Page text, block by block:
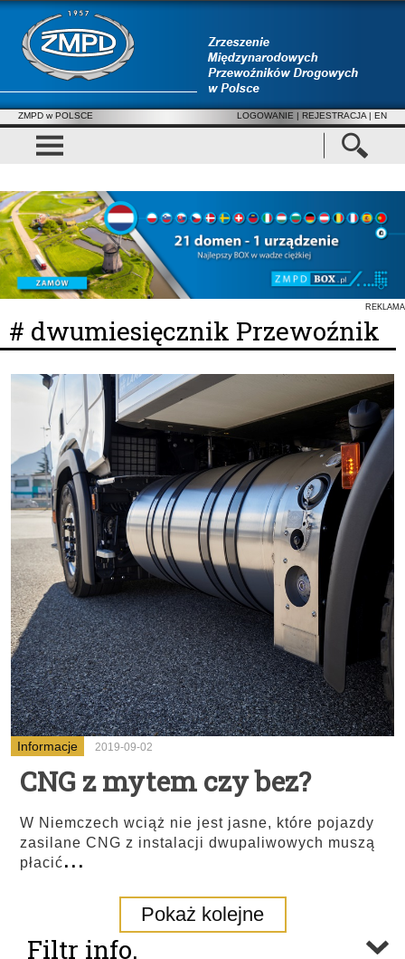
ZMPD w POLSCE LOGOWANIE | REJESTRACJA | EN
REKLAMA
# dwumiesięcznik Przewoźnik
Informacje 2019-09-02
CNG z mytem czy bez?
W Niemczech wciąż nie jest jasne, które pojazdy
zasilane CNG z instalacji dwupaliwowych muszą
płacić...
Pokaż kolejne
Filtr info.